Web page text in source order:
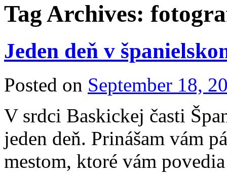
Tag Archives:
Jeden deň v
Posted on September 18,
V srdci Baskickej časti
jeden deň. Prinášam vám
mestom, ktoré vám